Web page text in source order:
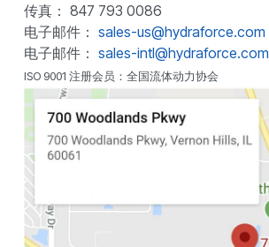
传真： 847 793 0086
电子邮件： sales-us@hydraforce.com
电子邮件： sales-intl@hydraforce.com
ISO 9001 注册会员：全国流体动力协会